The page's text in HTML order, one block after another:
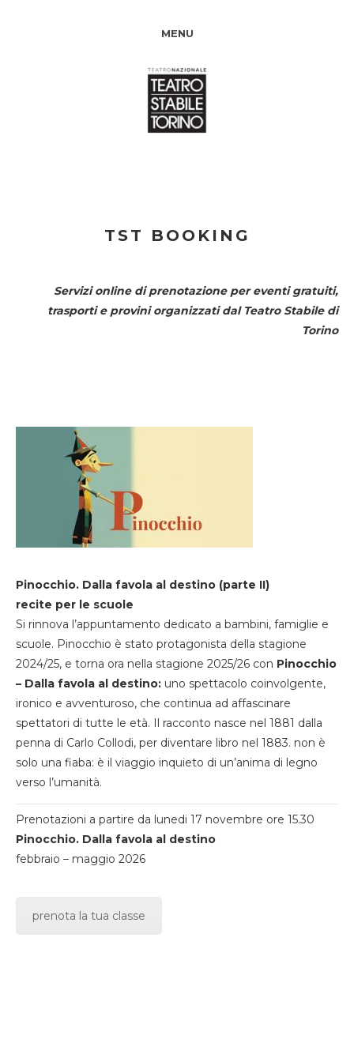
MENU
TST BOOKING
Servizi online di prenotazione per eventi gratuiti,
trasporti e provini organizzati dal Teatro Stabile di
Torino
Pinocchio. Dalla favola al destino (parte II)
recite per le scuole
Si rinnova l’appuntamento dedicato a bambini, famiglie e
scuole. Pinocchio è stato protagonista della stagione
2024/25, e torna ora nella stagione 2025/26 con Pinocchio
– Dalla favola al destino: uno spettacolo coinvolgente,
ironico e avventuroso, che continua ad affascinare
spettatori di tutte le età. Il racconto nasce nel 1881 dalla
penna di Carlo Collodi, per diventare libro nel 1883. non è
solo una fiaba: è il viaggio inquieto di un’anima di legno
verso l’umanità.
Prenotazioni a partire da lunedi 17 novembre ore 15.30
Pinocchio. Dalla favola al destino
febbraio – maggio 2026
prenota la tua classe